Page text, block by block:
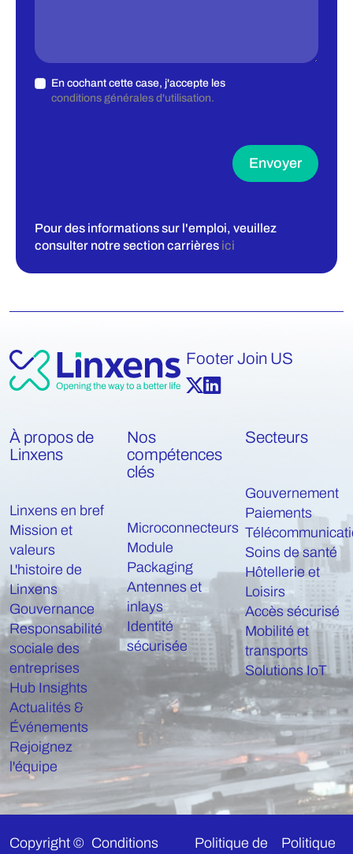
En cochant cette case, j'accepte les
conditions générales d'utilisation.
Envoyer
Pour des informations sur l'emploi, veuillez
consulter notre section carrières ici
Footer Join US
À propos de
Linxens
Linxens en bref
Mission et
valeurs
L'histoire de
Linxens
Gouvernance
Responsabilité
sociale des
entreprises
Hub Insights
Actualités &
Événements
Rejoignez
l'équipe
Nos
compétences
clés
Microconnecteurs
Module
Packaging
Antennes et
inlays
Identité
sécurisée
Secteurs
Gouvernement
Paiements
Soins de santé
Hôtellerie et
Loisirs
Accès sécurisé
Mobilité et
transports
Solutions IoT
Copyright © Conditions Politique de Politique